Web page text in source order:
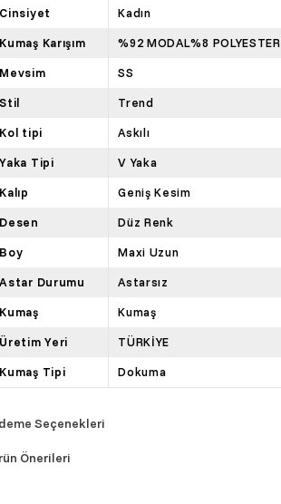
Cinsiyet Kadın
Kumaş Karışım %92 MODAL%8 POLYESTER
Mevsim SS
Stil Trend
Kol tipi Askılı
Yaka Tipi V Yaka
Kalıp Geniş Kesim
Desen Düz Renk
Boy Maxi Uzun
Astar Durumu Astarsız
Kumaş Kumaş
Üretim Yeri TÜRKİYE
Kumaş Tipi Dokuma
Seçenekleri
Önerileri